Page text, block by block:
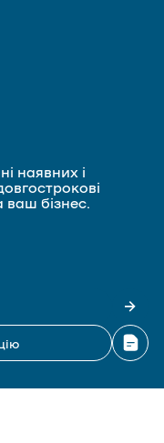
наявних і
ваш бізнес.